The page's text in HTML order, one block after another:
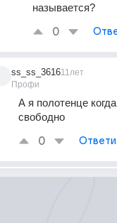
называется?
0
ss_ss_3616
Профи
11лет
А я полотенце
свободно
0